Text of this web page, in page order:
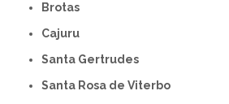
Brotas
Cajuru
Santa Gertrudes
Santa Rosa de Viterbo